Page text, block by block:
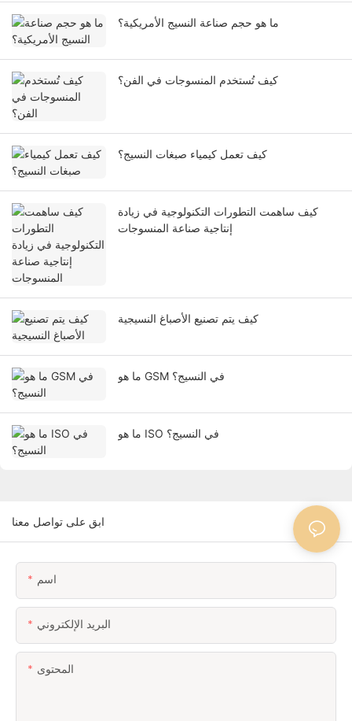
ما هو حجم صناعة النسيج الأمريكية؟
كيف تُستخدم المنسوجات في الفن؟
كيف تعمل كيمياء صبغات النسيج؟
كيف ساهمت التطورات التكنولوجية في زيادة
إنتاجية صناعة المنسوجات
كيف يتم تصنيع الأصباغ النسيجية
ما هو GSM في النسيج؟
ما هو ISO في النسيج؟
ابق على تواصل معنا
اسم
البريد الإلكتروني
المحتوى